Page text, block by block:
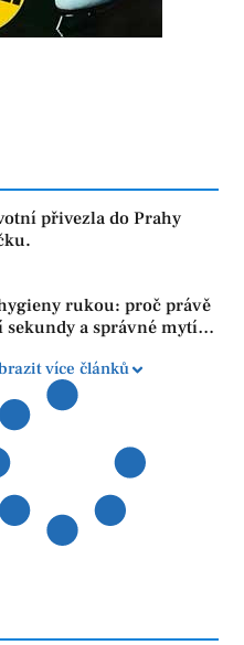
přivezla do Prahy
rukou: proč právě
a správné mytí
více článků